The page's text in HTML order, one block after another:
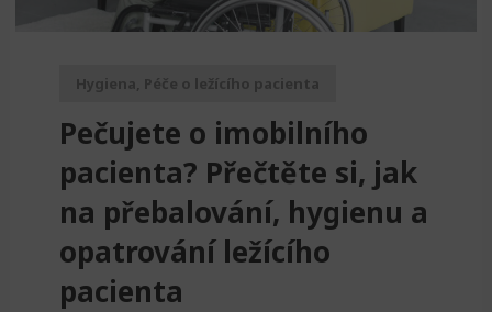
Hygiena, Péče o ležícího pacienta
Pečujete o imobilního
pacienta? Přečtěte si, jak
na přebalování, hygienu a
opatrování ležícího
pacienta